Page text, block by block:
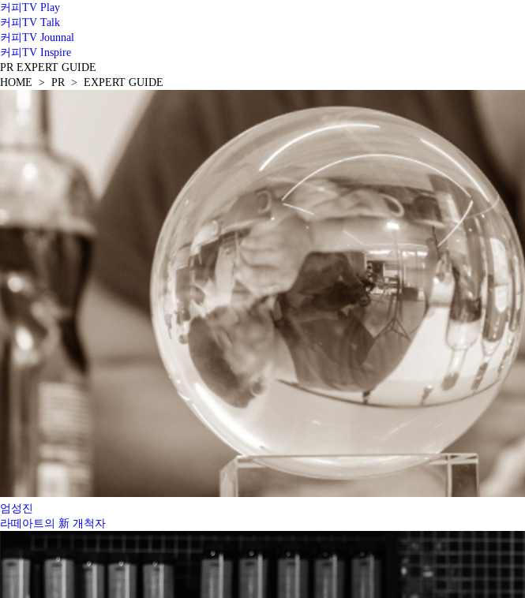
커피TV Play
커피TV Talk
커피TV Jounnal
커피TV Inspire
PREXPERT GUIDE
HOME > PR > EXPERT GUIDE
엄성진
라떼아트의 新 개척자